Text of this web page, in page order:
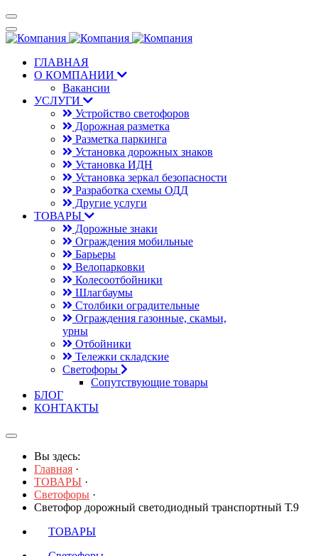
ГЛАВНАЯ
О КОМПАНИИ
Вакансии
УСЛУГИ
Устройство светофоров
Дорожная разметка
Разметка паркинга
Установка дорожных знаков
Установка ИДН
Установка зеркал безопасности
Разработка схемы ОДД
Другие услуги
ТОВАРЫ
Дорожные знаки
Ограждения мобильные
Барьеры
Велопарковки
Колесоотбойники
Шлагбаумы
Столбики оградительные
Ограждения газонные, скамьи,
урны
Отбойники
Тележки складские
Светофоры
Сопутствующие товары
БЛОГ
КОНТАКТЫ
Вы здесь:
Главная ·
ТОВАРЫ ·
Светофоры ·
Светофор дорожный светодиодный транспортный Т.9
ТОВАРЫ